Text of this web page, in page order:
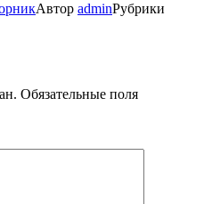
Автор adminРубрики
Обязательные поля